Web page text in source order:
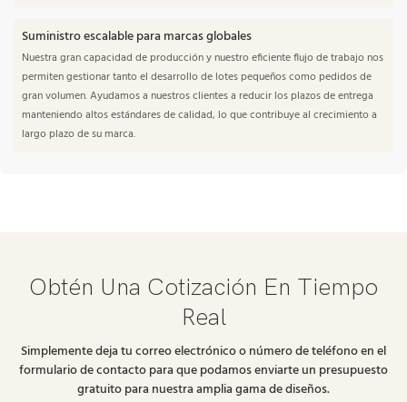
Suministro escalable para marcas globales
Nuestra gran capacidad de producción y nuestro eficiente flujo de trabajo nos
permiten gestionar tanto el desarrollo de lotes pequeños como pedidos de
gran volumen. Ayudamos a nuestros clientes a reducir los plazos de entrega
manteniendo altos estándares de calidad, lo que contribuye al crecimiento a
largo plazo de su marca.
Obtén Una Cotización En Tiempo
Real
Simplemente deja tu correo electrónico o número de teléfono en el
formulario de contacto para que podamos enviarte un presupuesto
gratuito para nuestra amplia gama de diseños.